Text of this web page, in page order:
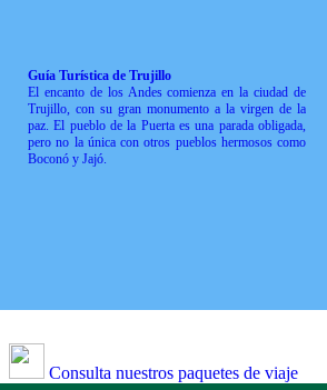
Guía Turística de Trujillo
El encanto de los Andes comienza en la ciudad de
Trujillo, con su gran monumento a la virgen de la
paz. El pueblo de la Puerta es una parada obligada,
pero no la única con otros pueblos hermosos como
Boconó y Jajó.
Consulta nuestros paquetes de viaje